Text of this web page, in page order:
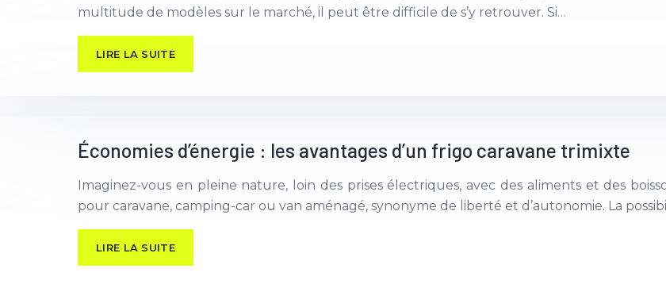
multitude de modèles sur le marché, il peut être difficile de s’y retrouver. Si…
LIRE LA SUITE
Économies d’énergie : les avantages d’un frigo caravane trimixte
Imaginez-vous en pleine nature, loin des prises électriques, avec des aliments et des
pour caravane, camping-car ou van aménagé, synonyme de liberté et d’autonomie. La
LIRE LA SUITE